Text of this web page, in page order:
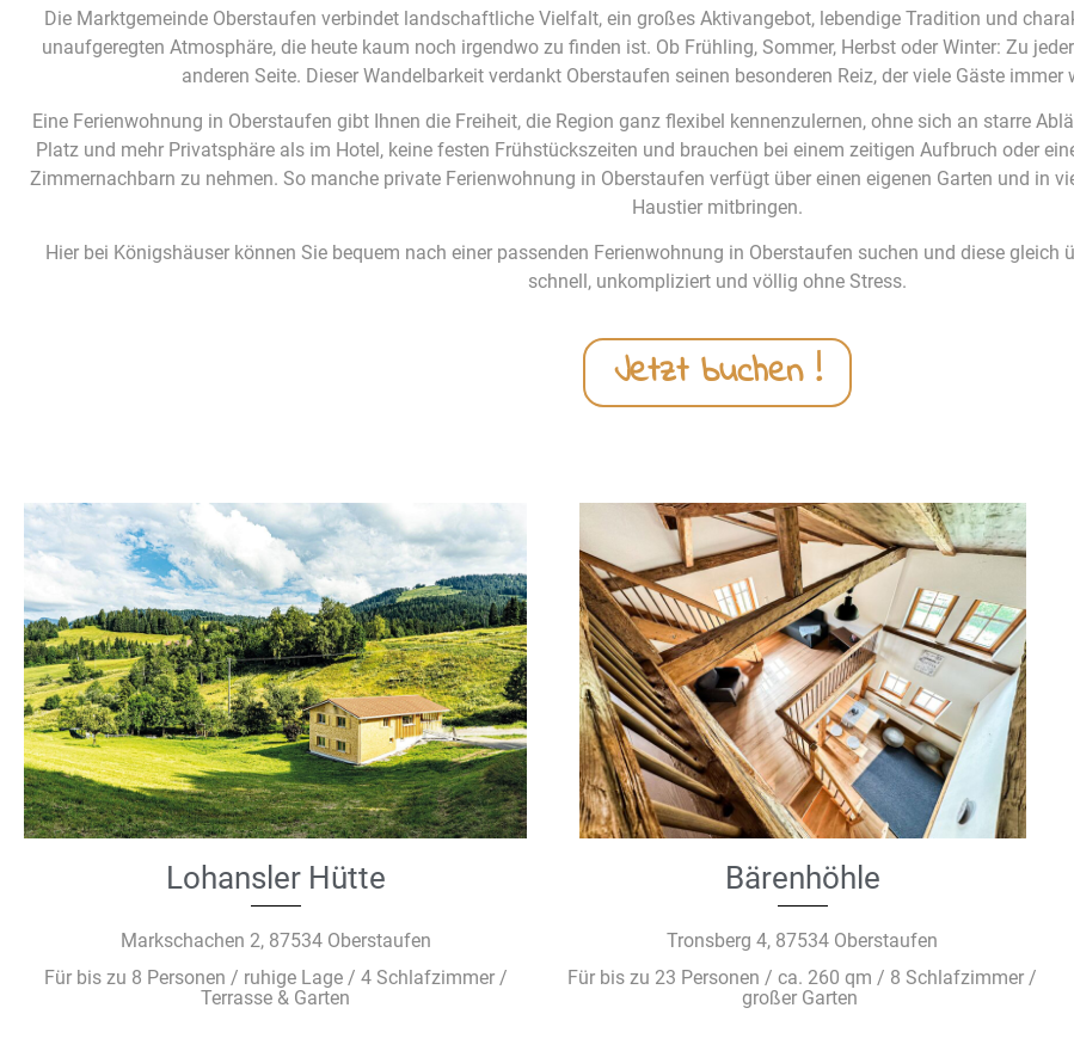
Die Marktgemeinde Oberstaufen verbindet landschaftliche Vielfalt, ein großes Aktivangebot, lebendige Tradition und
unaufgeregten Atmosphäre, die heute kaum noch irgendwo zu finden ist. Ob Frühling, Sommer, Herbst oder Winter: Zu
anderen Seite. Dieser Wandelbarkeit verdankt Oberstaufen seinen besonderen Reiz, der viele Gäste
Eine Ferienwohnung in Oberstaufen gibt Ihnen die Freiheit, die Region ganz flexibel kennenzulernen, ohne sich an starre
Platz und mehr Privatsphäre als im Hotel, keine festen Frühstückszeiten und brauchen bei einem zeitigen Aufbruch oder
Zimmernachbarn zu nehmen. So manche private Ferienwohnung in Oberstaufen verfügt über einen eigenen Garten und in
Haustier mitbringen.
Hier bei Königshäuser können Sie bequem nach einer passenden Ferienwohnung in Oberstaufen suchen und diese gleich
schnell, unkompliziert und völlig ohne Stress.
Jetzt buchen !
Lohansler Hütte
Markschachen 2, 87534 Oberstaufen
Für bis zu 8 Personen / ruhige Lage / 4 Schlafzimmer /
Terrasse & Garten
Bärenhöhle
Tronsberg 4, 87534 Oberstaufen
Für bis zu 23 Personen / ca. 260 qm / 8 Schlafzimmer /
großer Garten